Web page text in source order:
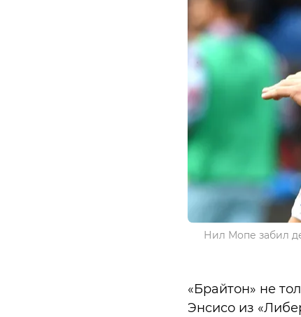
Нил Мопе забил
«Брайтон» не
Энсисо из